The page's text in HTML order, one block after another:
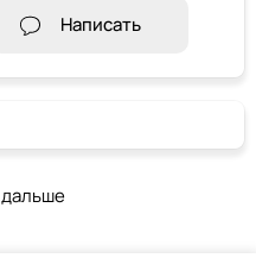
Написать
дальше